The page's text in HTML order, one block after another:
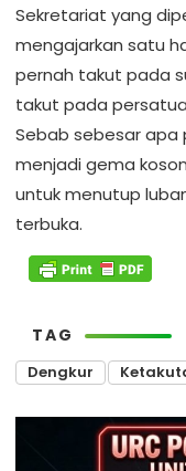
Sekretariat yang
mengajarkan satu
pernah takut pada
takut pada
Sebab sebesar apa
menjadi gema
untuk menutup
terbuka.
TAG
Dengkur